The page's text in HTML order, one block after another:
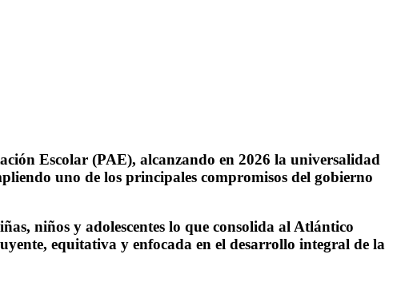
Escolar (PAE), alcanzando en 2026 la universalidad
uno de los principales compromisos del gobierno
niños y adolescentes lo que consolida al Atlántico
equitativa y enfocada en el desarrollo integral de la